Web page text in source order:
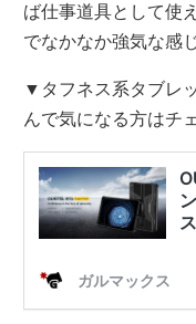
ば仕事道具として使
でなかなか強気な感
▼タフネス系タブレ
んで気になる方はチ